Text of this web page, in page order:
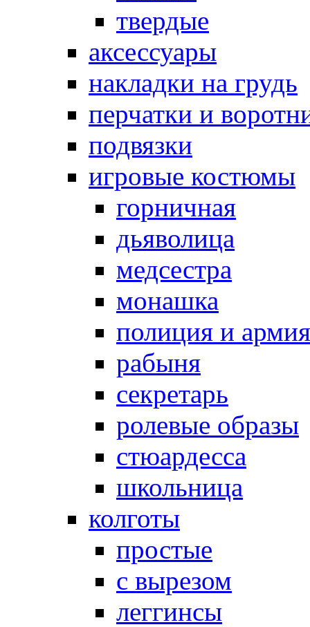
твердые
аксессуары
накладки на грудь
перчатки и
подвязки
игровые костюмы
горничная
дьяволица
медсестра
монашка
полиция и армия
рабыня
секретарь
ролевые образы
стюардесса
школьница
колготы
простые
с вырезом
леггинсы